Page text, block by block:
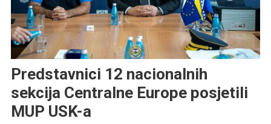
Predstavnici 12 nacionalnih
sekcija Centralne Europe posjetili
MUP USK-a